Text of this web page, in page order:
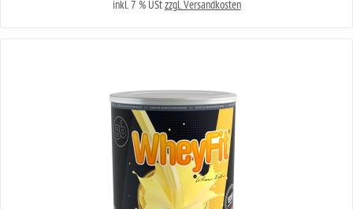
inkl. 7 % UStzzgl. Versandkosten